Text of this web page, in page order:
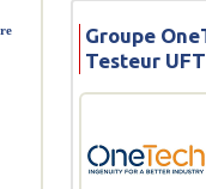
Groupe
Testeur UFT